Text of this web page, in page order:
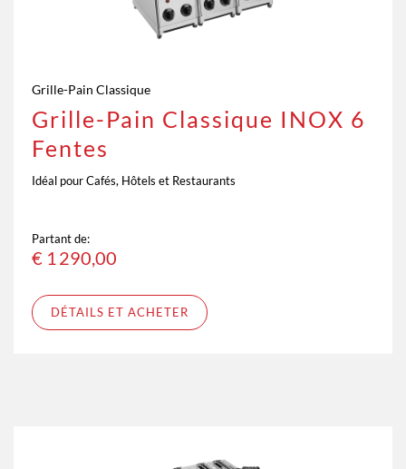
Grille-Pain Classique
Grille-Pain Classique INOX 6
Fentes
Idéal pour Cafés, Hôtels et Restaurants
Partant de:
€ 1 290,00
DÉTAILS ET ACHETER